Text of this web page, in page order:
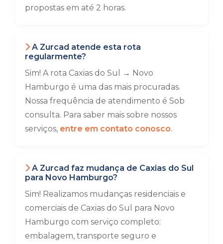
propostas em até 2 horas.
A Zurcad atende esta rota
regularmente?
Sim! A rota Caxias do Sul → Novo
Hamburgo é uma das mais procuradas.
Nossa frequência de atendimento é Sob
consulta. Para saber mais sobre nossos
serviços, entre em contato conosco.
A Zurcad faz mudança de Caxias do Sul
para Novo Hamburgo?
Sim! Realizamos mudanças residenciais e
comerciais de Caxias do Sul para Novo
Hamburgo com serviço completo:
embalagem, transporte seguro e